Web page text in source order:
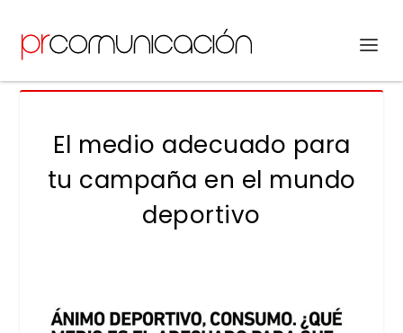
El medio adecuado para
tu campaña en el mundo
deportivo